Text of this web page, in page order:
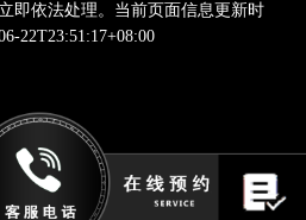
即依法处理。当前页面信息更新时
22T23:51:17+08:00